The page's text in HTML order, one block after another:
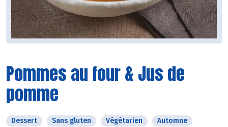
Pommes au four & Jus de
pomme
Dessert Sans gluten Végétarien
Automne